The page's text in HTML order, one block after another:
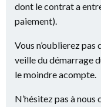
dont le contrat a
paiement).
Vous n’oublierez
veille du démarrage
le moindre acompte.
N’hésitez pas à